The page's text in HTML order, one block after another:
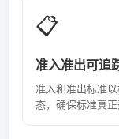
📋
准入准出可追
准入和准出标准
态，确保标准真正